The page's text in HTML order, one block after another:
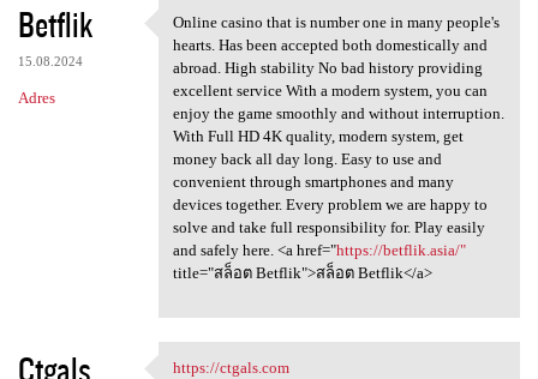
Betflik
15.08.2024
Adres
Online casino that is number
Online casino that is number one in many people's
hearts. Has been accepted both domestically and
abroad. High stability No bad history providing
excellent service With a modern system, you can
enjoy the game smoothly and without interruption.
With Full HD 4K quality, modern system, get
money back all day long. Easy to use and
convenient through smartphones and many
devices together. Every problem we are happy to
solve and take full responsibility for. Play easily
and safely here. <a href="https://betflik.asia/"
title="สล็อต Betflik">สล็อต Betflik</a>
Ctgals https://ctgals.com